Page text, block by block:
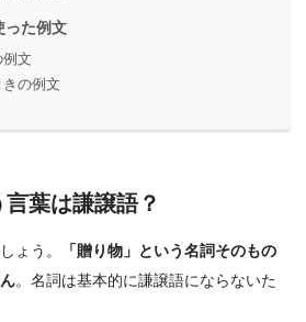
った例文
文
の例文
言葉は謙譲語？
ょう。
「贈り物」という名詞そのもの
。名詞は基本的に謙譲語にならないた